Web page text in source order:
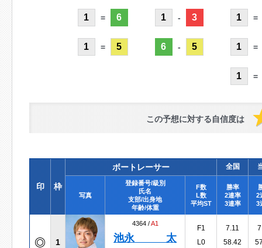
1 = 6
1 = 5
1 - 3
6 - 5
1 =
1 =
1 =
この予想に対する自信度は
印 枠
ボートレーサー 全国
写真
登録番号/級別
氏名
支部/出身地
年齢/体重
F数
L数
平均ST
勝率
2連率
3連率
2
3
1
4364 /A1
池永 太
F1
L0
7.11
58.42